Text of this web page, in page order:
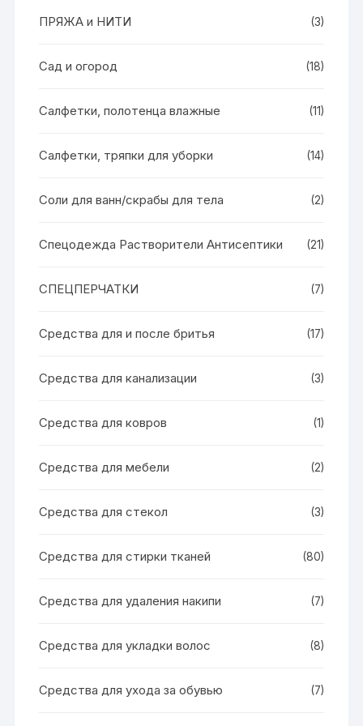
ПРЯЖА и НИТИ (3)
Сад и огород (18)
Салфетки, полотенца влажные (11)
Салфетки, тряпки для уборки (14)
Соли для ванн/скрабы для тела (2)
Спецодежда Растворители Антисептики (21)
СПЕЦПЕРЧАТКИ (7)
Средства для и после бритья (17)
Средства для канализации (3)
Средства для ковров (1)
Средства для мебели (2)
Средства для стекол (3)
Средства для стирки тканей (80)
Средства для удаления накипи (7)
Средства для укладки волос (8)
Средства для ухода за обувью (7)